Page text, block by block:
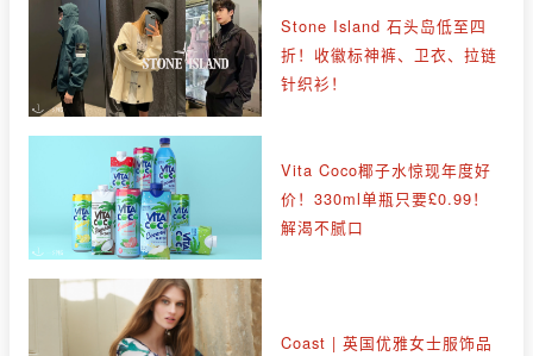
Stone Island 石头岛低至四
折！收徽标神裤、卫衣、拉链
针织衫！
Vita Coco椰子水惊现年度好
价！330ml单瓶只要£0.99！
解渴不腻口
Coast | 英国优雅女士服饰品